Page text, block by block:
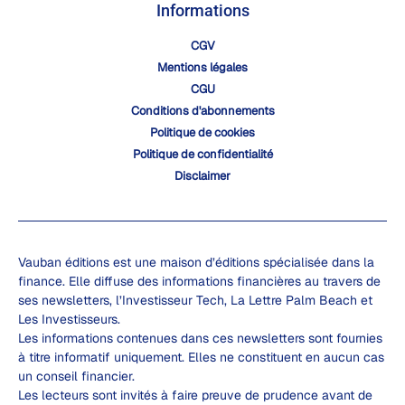
Informations
CGV
Mentions légales
CGU
Conditions d'abonnements
Politique de cookies
Politique de confidentialité
Disclaimer
Vauban éditions est une maison d’éditions spécialisée dans la
finance. Elle diffuse des informations financières au travers de
ses newsletters, l’Investisseur Tech, La Lettre Palm Beach et
Les Investisseurs.
Les informations contenues dans ces newsletters sont fournies
à titre informatif uniquement. Elles ne constituent en aucun cas
un conseil financier.
Les lecteurs sont invités à faire preuve de prudence avant de